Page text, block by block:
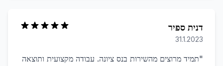
דנית ספיר
31.1.2023
"תמיד מרוצים מהשירות בנס ציונה. עבודה מקצועית ותוצאה